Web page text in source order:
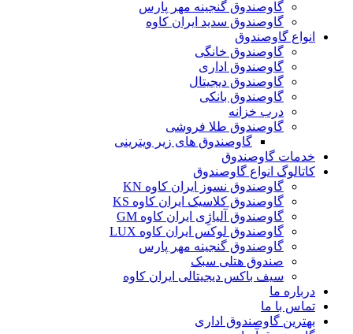
گاوصندوق گنجینه مهر پارس
گاوصندوق سدید ایران کاوه
انواع گاوصندوق
گاوصندوق خانگی
گاوصندوق اداری
گاوصندوق دیجیتال
گاوصندوق بانکی
درب خزانه
گاوصندوق طلا فروشی
گاوصندوق های زیر ویترینی
خدمات گاوصندوق
کاتالوگ انواع گاوصندوق
گاوصندوق نسوز ایران کاوه KN
گاوصندوق کلاسیک ایران کاوه KS
گاوصندوق آلیاژِی ایران کاوه GM
گاوصندوق لوکس ایران کاوه LUX
گاوصندوق گنجینه مهر پارس
صندوق هتلی سبک
سیف باکس دیجیتالی ایران کاوه
درباره ما
تماس با ما
بهترین گاوصندوق اداری